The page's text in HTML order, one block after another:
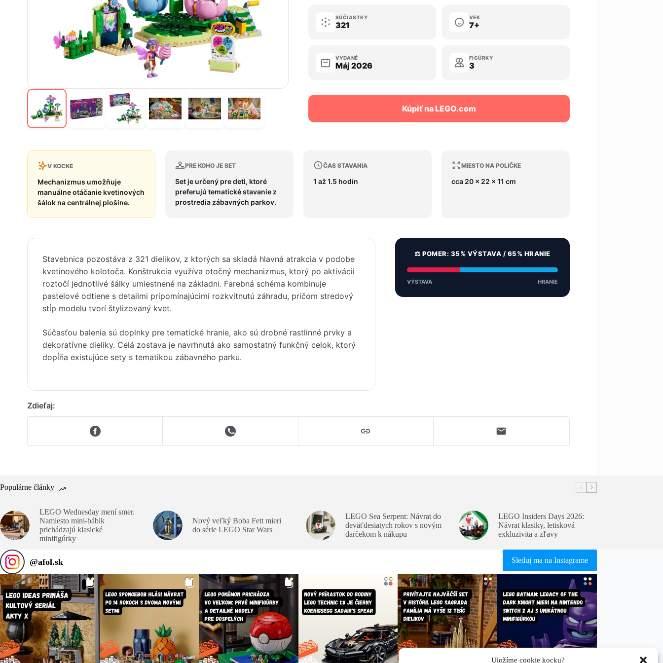
Uložíme cookie kocku?
SÚČIASTKY
321
VEK
7+
VYDANÉ
Máj 2026
FIGÚRKY
3
Kúpiť na LEGO.com
V KOCKE
Mechanizmus umožňuje
manuálne otáčanie kvetinových
šálok na centrálnej plošine.
PRE KOHO JE SET
Set je určený pre deti, ktoré
preferujú tematické stavanie z
prostredia zábavných parkov.
ČAS STAVANIA
1 až 1.5 hodín
MIESTO NA POLIČKE
cca 20 x 22 x 11 cm
Stavebnica pozostáva z 321 dielikov, z ktorých sa skladá hlavná atrakcia v podobe
kvetinového kolotoča. Konštrukcia využíva otočný mechanizmus, ktorý po aktivácii
roztočí jednotlivé šálky umiestnené na základni. Farebná schéma kombinuje
pastelové odtiene s detailmi pripomínajúcimi rozkvitnutú záhradu, pričom stredový
stĺp modelu tvorí štylizovaný kvet.
Súčasťou balenia sú doplnky pre tematické hranie, ako sú drobné rastlinné prvky a
dekoratívne dieliky. Celá zostava je navrhnutá ako samostatný funkčný celok, ktorý
dopĺňa existujúce sety s tematikou zábavného parku.
⚖️ POMER: 35% VÝSTAVA / 65% HRANIE
VÝSTAVA HRANIE
Zdieľaj:
Populárne články
LEGO Wednesday mení smer.
Namiesto mini-bábik
prichádzajú klasické
minifigúrky
Nový veľký Boba Fett mieri
do série LEGO Star Wars
LEGO Sea Serpent: Návrat do
deväťdesiatych rokov s novým
darčekom k nákupu
LEGO Insiders Days 2026:
Návrat klasiky, letisková
exkluzivita a zľavy
@afol.sk Sleduj ma na Instagrame